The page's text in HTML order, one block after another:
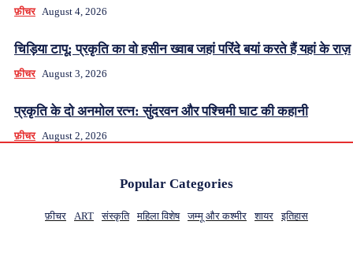
फ़ीचर August 4, 2026
चिड़िया टापू: प्रकृति का वो हसीन ख्वाब जहां परिंदे बयां करते हैं यहां के राज़
फ़ीचर August 3, 2026
प्रकृति के दो अनमोल रत्न: सुंदरवन और पश्चिमी घाट की कहानी
फ़ीचर August 2, 2026
Popular Categories
फ़ीचर ART संस्कृति महिला विशेष जम्मू और कश्मीर शायर इतिहास